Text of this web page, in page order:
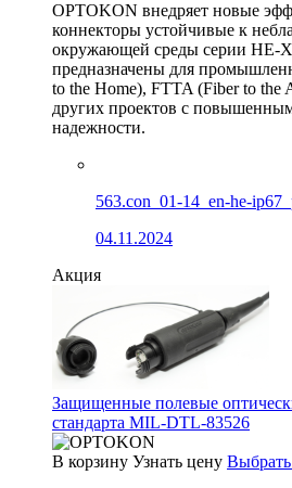
OPTOKON внедряет новые
коннекторы устойчивые к
окружающей среды серии HE-
предназначены для
to the Home), FTTA (Fiber to
других проектов с
надежности.
563.con_01-14_en-he-
04.11.2024
Акция
Защищенные полевые
стандарта MIL-DTL-83526
В корзину Узнать цену